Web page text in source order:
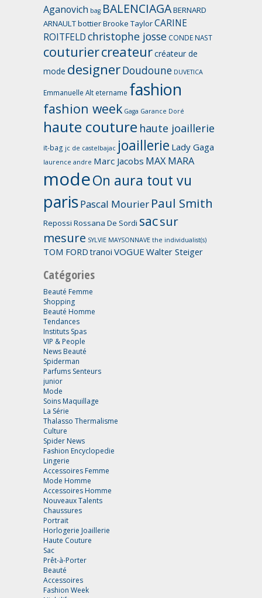
Aganovich bag BALENCIAGABERNARD
ARNAULTbottierBrooke TaylorCARINE
ROITFELDchristophe josse CONDE NAST
couturiercreateurcréateur de
mode designerDoudoune DUVETICA
Emmanuelle Alt etername fashion
fashion week Gaga Garance Doré
haute couture haute joaillerie
it-bag jc de castelbajac joaillerie Lady Gaga
laurence andre Marc Jacobs MAX MARA
modeOn aura tout vu
parisPascal Mourier Paul Smith
Repossi Rossana De Sordi sacsur
mesure SYLVIE MAYSONNAVE the individualist(s)
TOM FORD tranoi VOGUE Walter Steiger
Catégories
Beauté Femme
Shopping
Beauté Homme
Tendances
Instituts Spas
VIP & People
News Beauté
Spiderman
Parfums Senteurs
junior
Mode
Soins Maquillage
La Série
Thalasso Thermalisme
Culture
Spider News
Fashion Encyclopedie
Lingerie
Accessoires Femme
Mode Homme
Accessoires Homme
Nouveaux Talents
Chaussures
Portrait
Horlogerie Joaillerie
Haute Couture
Sac
Prêt-à-Porter
Beauté
Accessoires
Fashion Week